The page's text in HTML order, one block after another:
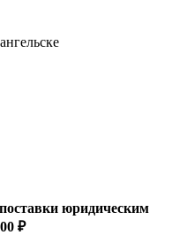
юридическим
₽